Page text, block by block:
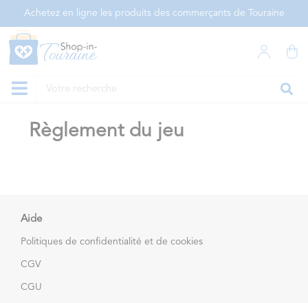
Achetez en ligne les produits des commerçants de Touraine
Règlement du jeu
Aide
Politiques de confidentialité et de cookies
CGV
CGU
Panneau de gestion des cookies